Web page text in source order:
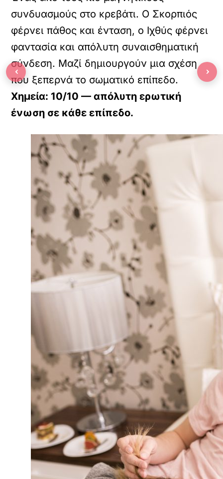
συνδυασμούς στο κρεβάτι. Ο Σκορπιός
φέρνει πάθος και ένταση, ο Ιχθύς φέρνει
φαντασία και απόλυτη συναισθηματική
σύνδεση. Μαζί δημιουργούν μια σχέση
που ξεπερνά το σωματικό επίπεδο.
Χημεία: 10/10 — απόλυτη ερωτική
ένωση σε κάθε επίπεδο.
‹ ›